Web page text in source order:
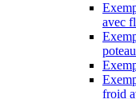
avec
froid